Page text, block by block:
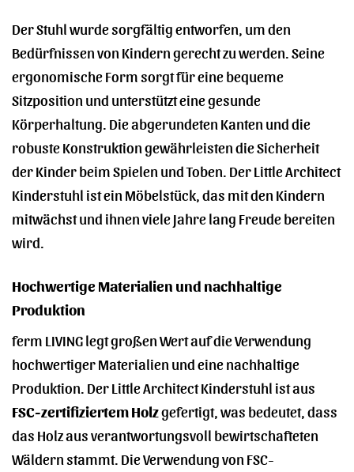
Der Stuhl wurde sorgfältig entworfen, um den
Bedürfnissen von Kindern gerecht zu werden. Seine
ergonomische Form sorgt für eine bequeme
Sitzposition und unterstützt eine gesunde
Körperhaltung. Die abgerundeten Kanten und die
robuste Konstruktion gewährleisten die Sicherheit
der Kinder beim Spielen und Toben. Der Little Architect
Kinderstuhl ist ein Möbelstück, das mit den Kindern
mitwächst und ihnen viele Jahre lang Freude bereiten
wird.
Hochwertige Materialien und nachhaltige
Produktion
ferm LIVING legt großen Wert auf die Verwendung
hochwertiger Materialien und eine nachhaltige
Produktion. Der Little Architect Kinderstuhl ist aus
FSC-zertifiziertem Holzgefertigt, was bedeutet, dass
das Holz aus verantwortungsvoll bewirtschafteten
Wäldern stammt. Die Verwendung von FSC-